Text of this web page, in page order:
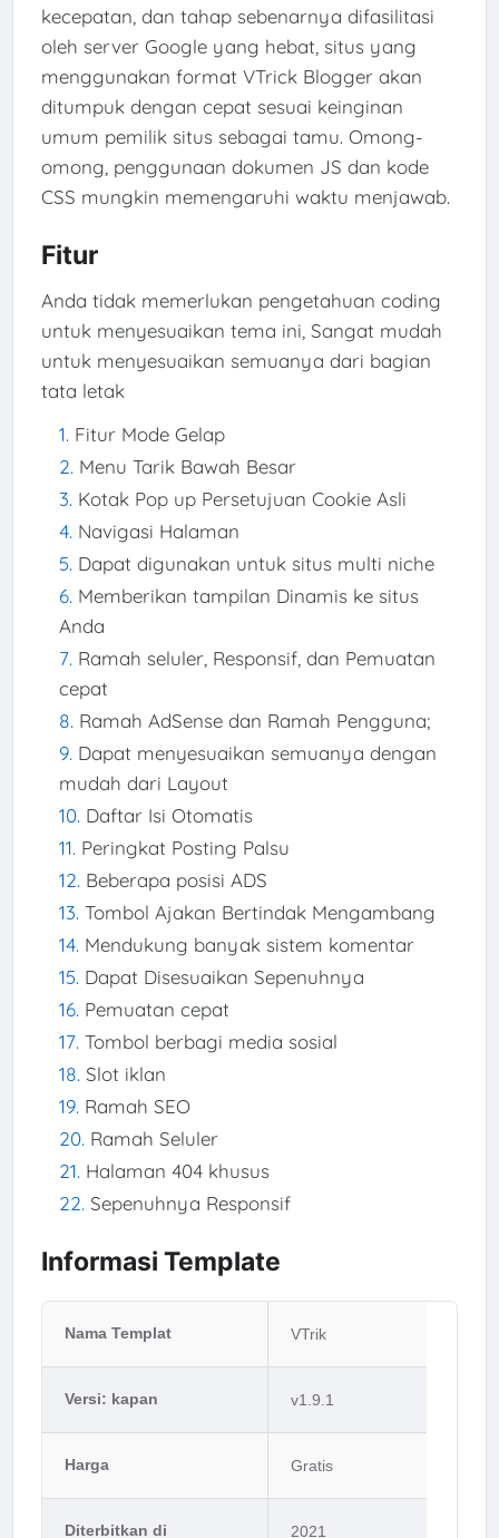
kecepatan, dan tahap sebenarnya difasilitasi
oleh server Google yang hebat, situs yang
menggunakan format VTrick Blogger akan
ditumpuk dengan cepat sesuai keinginan
umum pemilik situs sebagai tamu. Omong-
omong, penggunaan dokumen JS dan kode
CSS mungkin memengaruhi waktu menjawab.
Fitur
Anda tidak memerlukan pengetahuan coding
untuk menyesuaikan tema ini, Sangat mudah
untuk menyesuaikan semuanya dari bagian
tata letak
Fitur Mode Gelap
Menu Tarik Bawah Besar
Kotak Pop up Persetujuan Cookie Asli
Navigasi Halaman
Dapat digunakan untuk situs multi niche
Memberikan tampilan Dinamis ke situs
Anda
Ramah seluler, Responsif, dan Pemuatan
cepat
Ramah AdSense dan Ramah Pengguna;
Dapat menyesuaikan semuanya dengan
mudah dari Layout
Daftar Isi Otomatis
Peringkat Posting Palsu
Beberapa posisi ADS
Tombol Ajakan Bertindak Mengambang
Mendukung banyak sistem komentar
Dapat Disesuaikan Sepenuhnya
Pemuatan cepat
Tombol berbagi media sosial
Slot iklan
Ramah SEO
Ramah Seluler
Halaman 404 khusus
Sepenuhnya Responsif
Informasi Template
Nama Templat VTrik
Versi: kapan v1.9.1
Harga Gratis
Diterbitkan di 2021